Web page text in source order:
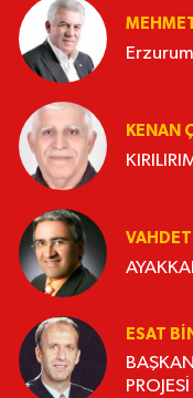
KENAN
ESAT